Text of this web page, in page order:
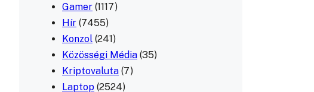
Gamer (1117)
Hír (7455)
Konzol (241)
Közösségi Média (35)
Kriptovaluta (7)
Laptop (2524)